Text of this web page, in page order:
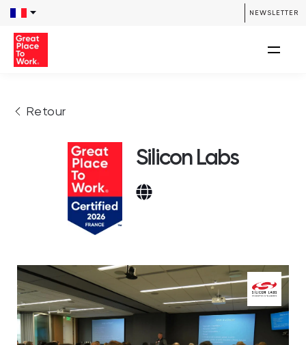
NEWSLETTER
Retour
Silicon Labs